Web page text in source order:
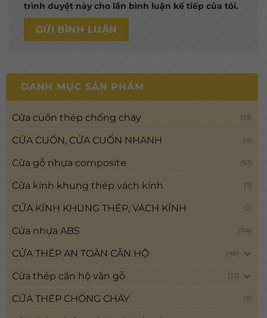
trình duyệt này cho lần bình luận kế tiếp của tôi.
DANH MỤC SẢN PHẨM
Cửa cuốn thép chống cháy (73)
CỬA CUỐN, CỬA CUỐN NHANH (4)
Cửa gỗ nhựa composite (57)
Cửa kính khung thép vách kính (7)
CỬA KÍNH KHUNG THÉP, VÁCH KÍNH (2)
Cửa nhựa ABS (114)
CỬA THÉP AN TOÀN CĂN HỘ (46)
Cửa thép căn hộ vân gỗ (33)
CỬA THÉP CHỐNG CHÁY (9)